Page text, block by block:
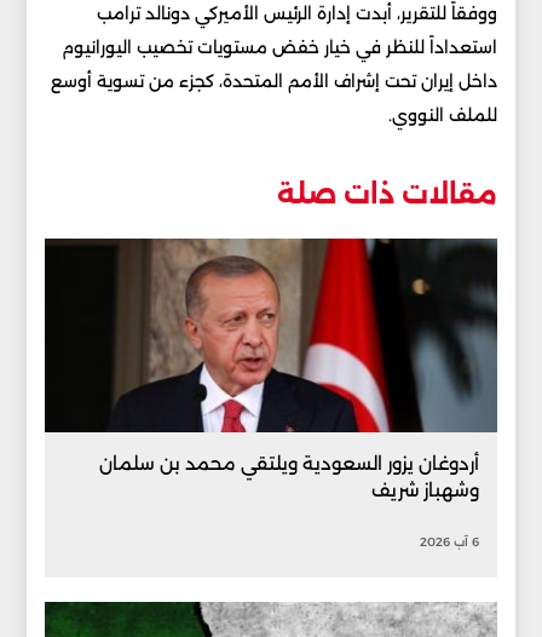
ووفقاً للتقرير، أبدت إدارة الرئيس الأميركي دونالد ترامب
استعداداً للنظر في خيار خفض مستويات تخصيب اليورانيوم
داخل إيران تحت إشراف الأمم المتحدة، كجزء من تسوية أوسع
للملف النووي.
مقالات ذات صلة
أردوغان يزور السعودية ويلتقي محمد بن سلمان
وشهباز شريف
6 آب 2026